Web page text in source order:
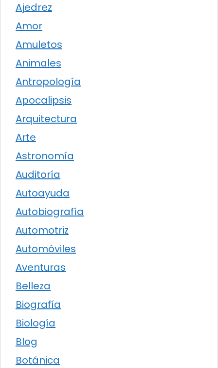
Ajedrez
Amor
Amuletos
Animales
Antropología
Apocalipsis
Arquitectura
Arte
Astronomía
Auditoría
Autoayuda
Autobiografía
Automotriz
Automóviles
Aventuras
Belleza
Biografía
Biología
Blog
Botánica